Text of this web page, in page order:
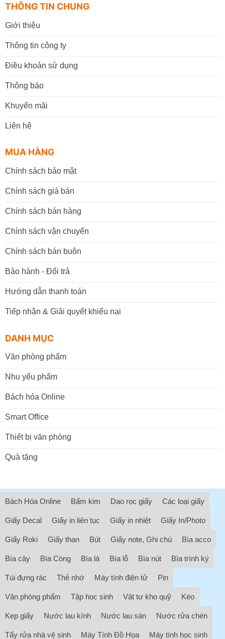
THÔNG TIN CHUNG
Giới thiệu
Thông tin công ty
Điều khoản sử dụng
Thông báo
Khuyến mãi
Liên hệ
MUA HÀNG
Chính sách bảo mật
Chính sách giá bán
Chính sách bán hàng
Chính sách vận chuyển
Chính sách bán buôn
Bảo hành - Đổi trả
Hướng dẫn thanh toán
Tiếp nhận & Giải quyết khiếu nại
DANH MỤC
Văn phòng phẩm
Nhu yếu phẩm
Bách hóa Online
Smart Office
Thiết bị văn phòng
Quà tặng
Bách Hóa Online Bấm kim Dao rọc giấy Các loại giấy
Giấy Decal Giấy in liên tục Giấy in nhiệt Giấy In/Photo
Giấy Roki Giấy than Bút Giấy note, Ghi chú Bìa acco
Bìa cây Bìa Còng Bìa lá Bìa lỗ Bìa nút Bìa trình ký
Túi đựng rác Thẻ nhớ Máy tính điện tử Pin
Văn phòng phẩm Tập học sinh Vật tư kho quỹ Kéo
Kẹp giấy Nước lau kính Nước lau sàn Nước rửa chén
Tẩy rửa nhà vệ sinh Máy Tính Đồ Họa Máy tính học sinh